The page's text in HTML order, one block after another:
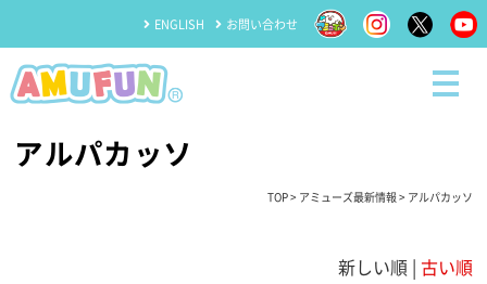
ENGLISH お問い合わせ
アルパカッソ
TOP> アミューズ最新情報> アルパカッソ
新しい順 | 古い順